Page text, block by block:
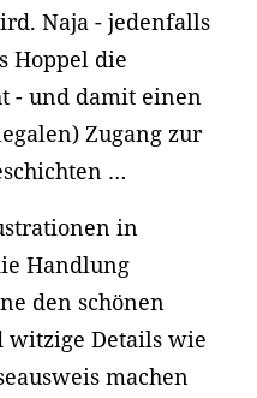
Naja - jedenfalls
Hoppel die
- und damit einen
Zugang zur
…
in
Handlung
den schönen
witzige Details wie
machen